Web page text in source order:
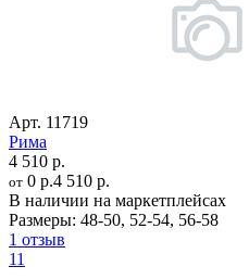
Арт. 11719
Рима
4 510 р.
от 0 р.4 510 р.
В наличии на маркетплейсах
Размеры: 48-50, 52-54, 56-58
1 отзыв
11